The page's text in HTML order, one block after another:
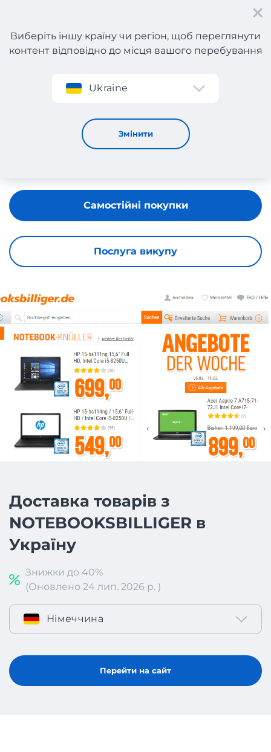
Реєстрація
Виберіть іншу країну чи регіон, щоб переглянути
контент відповідно до місця вашого перебування
Ukraine
Змінити
NOTEBOOKSBILLIGER
Послуга викупу
Самостійні покупки
Доставка товарів з
NOTEBOOKSBILLIGER в
Україну
Знижки до 40%
(Оновлено 24 лип. 2026 р. )
Німеччина
Перейти на сайт